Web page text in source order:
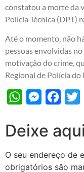
constatou a morte da
Polícia Técnica (DPT)
Até o momento, não
pessoas envolvidas
motivação do crime,
Regional de Polícia
WhatsAppMessenger
Deixe
O seu endereço de
obrigatórios são